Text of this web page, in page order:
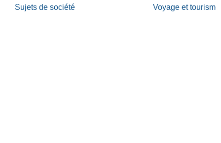
Sujets de société
Voyage et tourisme